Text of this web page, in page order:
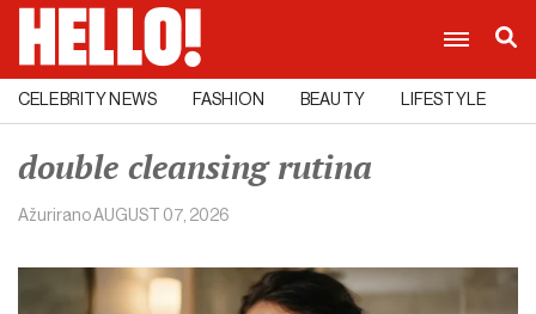
CELEBRITY NEWS FASHION BEAUTY LIFESTYLE
double cleansing rutina
AžuriranoAUGUST 07, 2026